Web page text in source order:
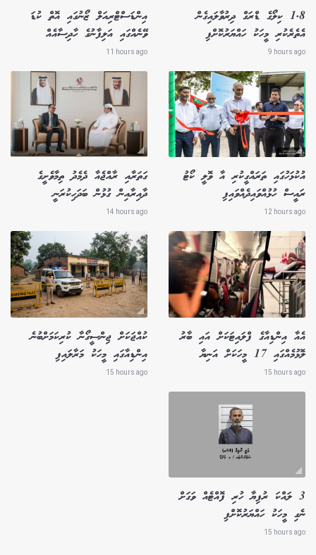
1.8 ކިލޯގެ ޑްރަގް ދިރުވާލައިގެން
އެތެރެކުރި މީހަކު ހައްޔަރުކޮށްފި
9 hours ago
އިންޑަސްޓްރިއަލް ޒޯނުގައި އޮތް ކުޑަ
ވޭނެއްގައި އަލިފާނުގެ ހާދިސާއެއް
11 hours ago
އުކުޅަހުގައި ތަރައްގީކުރި އާ ވޮލީ ކޯޓު
ރައީސް ހުޅުއްވައިދެއްވައިފި
12 hours ago
ގަތަރާއި ރާއްޖެއާ ދެމެދު ތިމާވެށީގެ
ދާއިރާއިން ގުޅުން ބަދަހިކުރަނީ
14 hours ago
އެއާ އިންޑިއާގެ ފްލައިޓަކަށް އައި ބާރު
ލޮޅުމެއްގައި 17 މީހަކަށް އަނިޔާ
15 hours ago
ކުއްޖަކަށް ޖިންސީގޯނާ ކުރިކަމަށްބުނެ
އިންޑިއާގައި މީހަކު މަރާލައިފި
15 hours ago
3 ލައްކަ ރުފިޔާ ހުރި ފޮއްޓެއް ވަގަށް
ނެގި މީހަކު ހައްޔަރުކޮށްފި
15 hours ago